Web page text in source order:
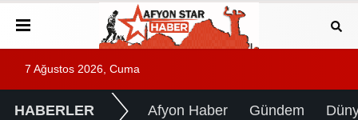
7 Ağustos 2026, Cuma
HABERLER Afyon Haber Gündem